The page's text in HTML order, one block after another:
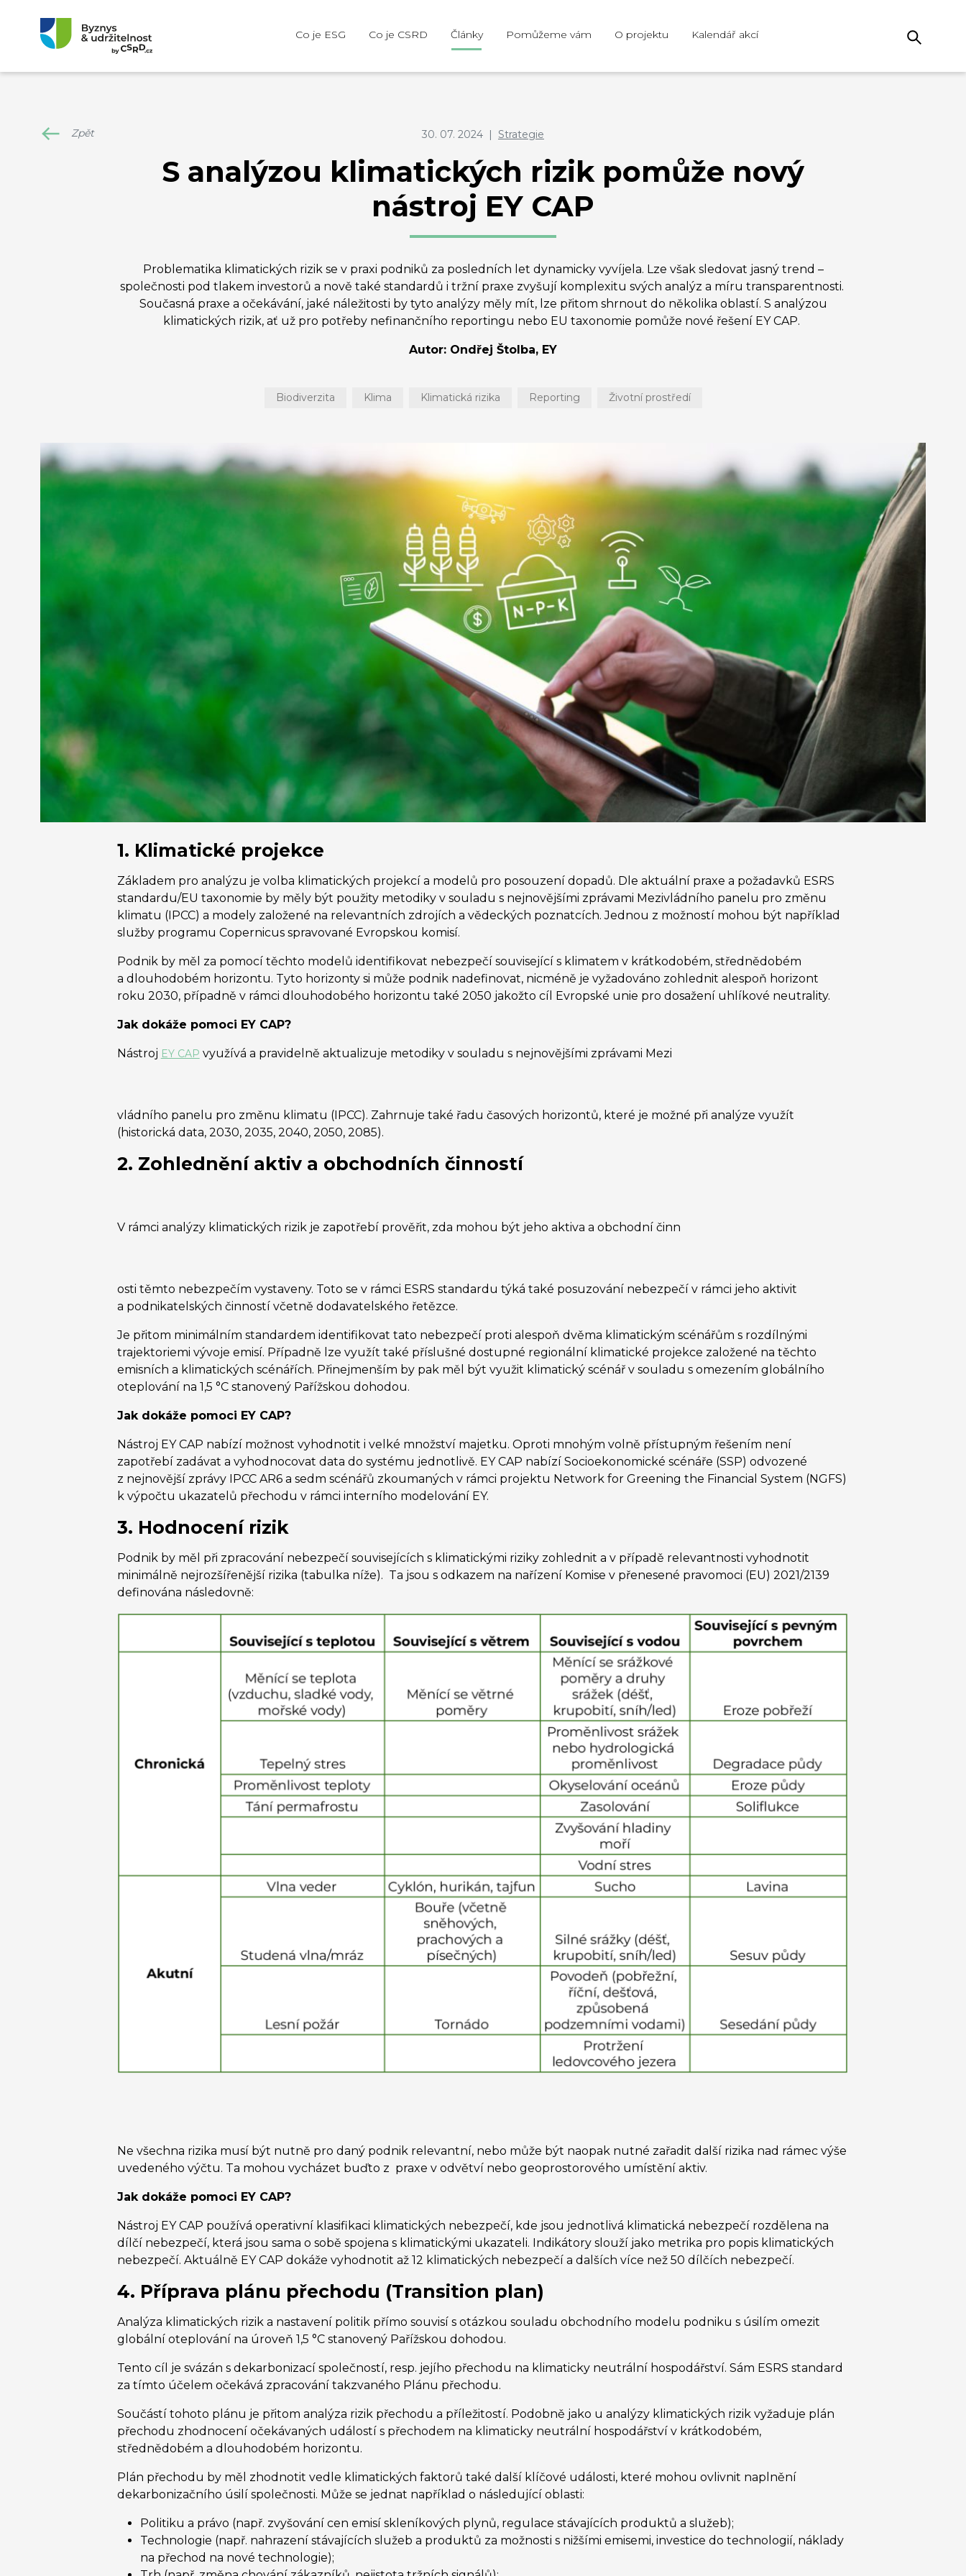
Co je ESG Co je CSRD Články Pomůžeme vám O projektu Kalendář akcí
Zpět 30. 07. 2024 | Strategie
S analýzou klimatických rizik pomůže nový
nástroj EY CAP
Problematika klimatických rizik se v praxi podniků za posledních let dynamicky vyvíjela. Lze však sledovat jasný trend –
společnosti pod tlakem investorů a nově také standardů i tržní praxe zvyšují komplexitu svých analýz a míru transparentnosti.
Současná praxe a očekávání, jaké náležitosti by tyto analýzy měly mít, lze přitom shrnout do několika oblastí. S analýzou
klimatických rizik, ať už pro potřeby nefinančního reportingu nebo EU taxonomie pomůže nové řešení EY CAP.
Autor: Ondřej Štolba, EY
Biodiverzita Klima Klimatická rizika Reporting Životní prostředí
1. Klimatické projekce
Základem pro analýzu je volba klimatických projekcí a modelů pro posouzení dopadů. Dle aktuální praxe a požadavků ESRS
standardu/EU taxonomie by měly být použity metodiky v souladu s nejnovějšími zprávami Mezivládního panelu pro změnu
klimatu (IPCC) a modely založené na relevantních zdrojích a vědeckých poznatcích. Jednou z možností mohou být například
služby programu Copernicus spravované Evropskou komisí.
Podnik by měl za pomocí těchto modelů identifikovat nebezpečí související s klimatem v krátkodobém, střednědobém
a dlouhodobém horizontu. Tyto horizonty si může podnik nadefinovat, nicméně je vyžadováno zohlednit alespoň horizont
roku 2030, případně v rámci dlouhodobého horizontu také 2050 jakožto cíl Evropské unie pro dosažení uhlíkové neutrality.
Jak dokáže pomoci EY CAP?
Nástroj EY CAP využívá a pravidelně aktualizuje metodiky v souladu s nejnovějšími zprávami Mezi
vládního panelu pro změnu klimatu (IPCC). Zahrnuje také řadu časových horizontů, které je možné při analýze využít
(historická data, 2030, 2035, 2040, 2050, 2085).
2. Zohlednění aktiv a obchodních činností
V rámci analýzy klimatických rizik je zapotřebí prověřit, zda mohou být jeho aktiva a obchodní činn
osti těmto nebezpečím vystaveny. Toto se v rámci ESRS standardu týká také posuzování nebezpečí v rámci jeho aktivit
a podnikatelských činností včetně dodavatelského řetězce.
Je přitom minimálním standardem identifikovat tato nebezpečí proti alespoň dvěma klimatickým scénářům s rozdílnými
trajektoriemi vývoje emisí. Případně lze využít také příslušné dostupné regionální klimatické projekce založené na těchto
emisních a klimatických scénářích. Přinejmenším by pak měl být využit klimatický scénář v souladu s omezením globálního
oteplování na 1,5 °C stanovený Pařížskou dohodou.
Jak dokáže pomoci EY CAP?
Nástroj EY CAP nabízí možnost vyhodnotit i velké množství majetku. Oproti mnohým volně přístupným řešením není
zapotřebí zadávat a vyhodnocovat data do systému jednotlivě. EY CAP nabízí Socioekonomické scénáře (SSP) odvozené
z nejnovější zprávy IPCC AR6 a sedm scénářů zkoumaných v rámci projektu Network for Greening the Financial System (NGFS)
k výpočtu ukazatelů přechodu v rámci interního modelování EY.
3. Hodnocení rizik
Podnik by měl při zpracování nebezpečí souvisejících s klimatickými riziky zohlednit a v případě relevantnosti vyhodnotit
minimálně nejrozšířenější rizika (tabulka níže). Ta jsou s odkazem na nařízení Komise v přenesené pravomoci (EU) 2021/2139
definována následovně:
Ne všechna rizika musí být nutně pro daný podnik relevantní, nebo může být naopak nutné zařadit další rizika nad rámec výše
uvedeného výčtu. Ta mohou vycházet buďto z praxe v odvětví nebo geoprostorového umístění aktiv.
Jak dokáže pomoci EY CAP?
Nástroj EY CAP používá operativní klasifikaci klimatických nebezpečí, kde jsou jednotlivá klimatická nebezpečí rozdělena na
dílčí nebezpečí, která jsou sama o sobě spojena s klimatickými ukazateli. Indikátory slouží jako metrika pro popis klimatických
nebezpečí. Aktuálně EY CAP dokáže vyhodnotit až 12 klimatických nebezpečí a dalších více než 50 dílčích nebezpečí.
4. Příprava plánu přechodu (Transition plan)
Analýza klimatických rizik a nastavení politik přímo souvisí s otázkou souladu obchodního modelu podniku s úsilím omezit
globální oteplování na úroveň 1,5 °C stanovený Pařížskou dohodou.
Tento cíl je svázán s dekarbonizací společností, resp. jejího přechodu na klimaticky neutrální hospodářství. Sám ESRS standard
za tímto účelem očekává zpracování takzvaného Plánu přechodu.
Součástí tohoto plánu je přitom analýza rizik přechodu a příležitostí. Podobně jako u analýzy klimatických rizik vyžaduje plán
přechodu zhodnocení očekávaných událostí s přechodem na klimaticky neutrální hospodářství v krátkodobém,
střednědobém a dlouhodobém horizontu.
Plán přechodu by měl zhodnotit vedle klimatických faktorů také další klíčové události, které mohou ovlivnit naplnění
dekarbonizačního úsilí společnosti. Může se jednat například o následující oblasti:
Politiku a právo (např. zvyšování cen emisí skleníkových plynů, regulace stávajících produktů a služeb);
Technologie (např. nahrazení stávajících služeb a produktů za možnosti s nižšími emisemi, investice do technologií, náklady
na přechod na nové technologie);